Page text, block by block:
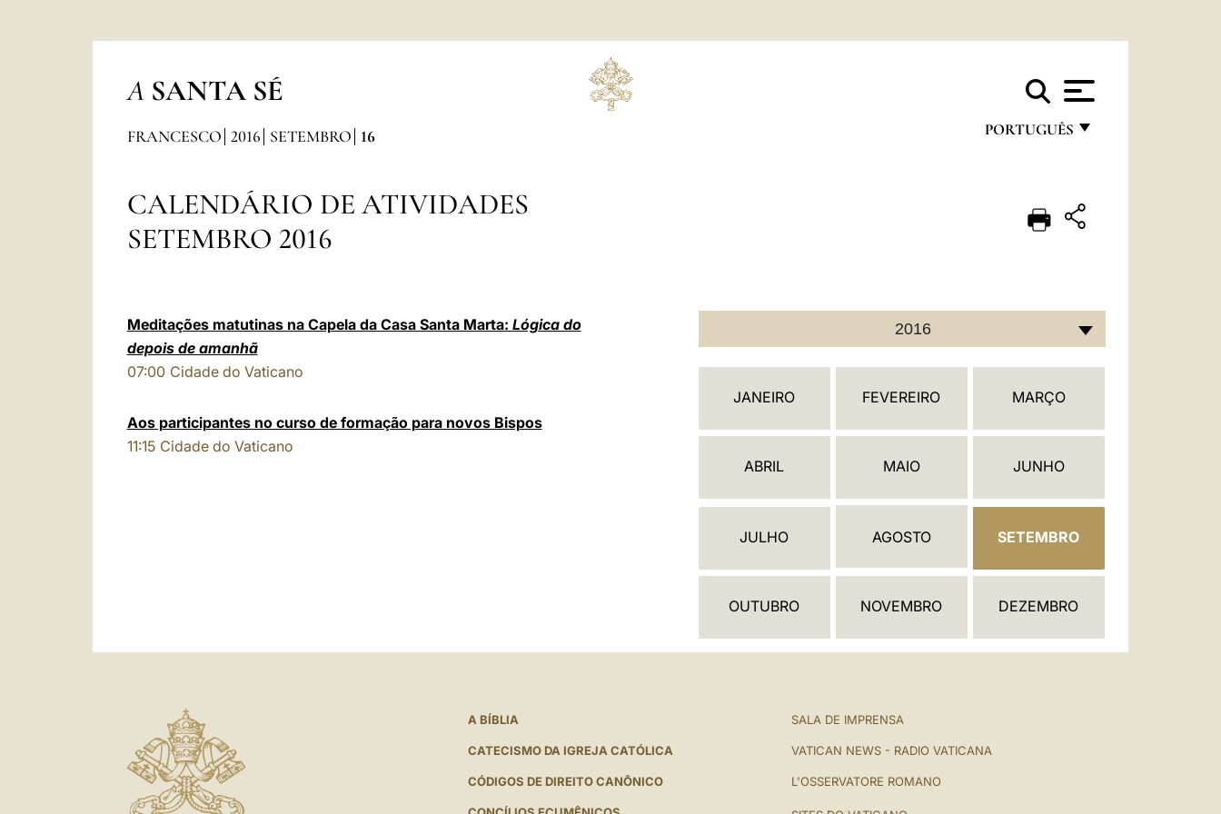
A SANTA SÉ
PORTUGUÊS
ITALIANO
ESPAÑOL
FRANCESCO 2016 SETEMBRO 16
CALENDÁRIO DE ATIVIDADES
SETEMBRO 2016
Meditações matutinas na Capela da Casa Santa Marta: Lógica do
depois de amanhã
07:00 Cidade do Vaticano
Aos participantes no curso de formação para novos Bispos
11:15 Cidade do Vaticano
2016
N
Á
I
JANEIRO FEVEREIRO MARÇO
ABRIL MAIO JUNHO
JULHO AGOSTO SETEMBRO
OUTUBRO NOVEMBRO DEZEMBRO
A BÍBLIA
CATECISMO DA IGREJA CATÓLICA
CÓDIGOS DE DIREITO CANÔNICO
SALA DE IMPRENSA
VATICAN NEWS - RADIO VATICANA
L'OSSERVATORE ROMANO